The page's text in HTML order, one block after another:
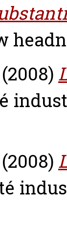
(2008)
(2008)